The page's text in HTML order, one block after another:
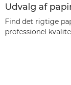
Udvalg af
Find det rigtige
professionel